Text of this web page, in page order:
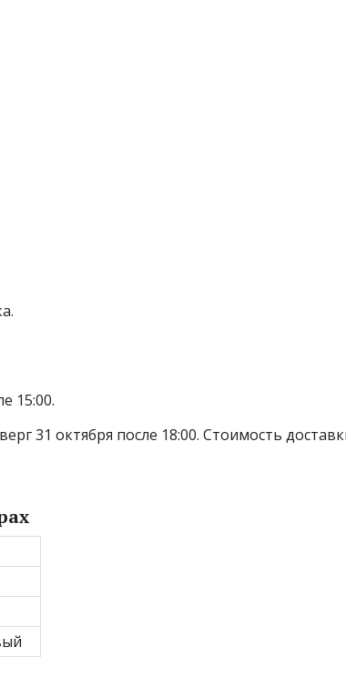
15:00.
31 октября после 18:00. Стоимость